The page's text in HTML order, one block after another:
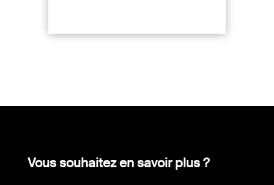
Vous souhaitez en savoir plus ?